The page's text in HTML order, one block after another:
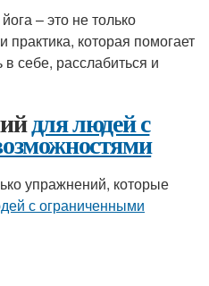
– это не только
практика, которая помогает
себе, расслабиться и
для людей с
упражнений, которые
с ограниченными